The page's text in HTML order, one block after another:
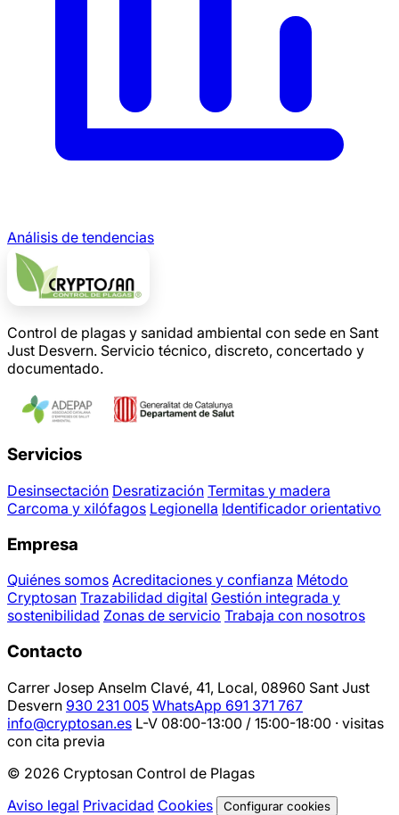
Análisis de tendencias
Control de plagas y sanidad ambiental con sede en Sant
Just Desvern. Servicio técnico, discreto, concertado y
documentado.
Servicios
Desinsectación Desratización Termitas y madera
Carcoma y xilófagos Legionella Identificador orientativo
Empresa
Quiénes somos Acreditaciones y confianza Método
Cryptosan Trazabilidad digital Gestión integrada y
sostenibilidad Zonas de servicio Trabaja con nosotros
Contacto
Carrer Josep Anselm Clavé, 41, Local, 08960 Sant Just
Desvern 930 231 005 WhatsApp 691 371 767
info@cryptosan.es L-V 08:00-13:00 / 15:00-18:00 · visitas
con cita previa
© 2026 Cryptosan Control de Plagas
Aviso legal Privacidad Cookies Configurar cookies